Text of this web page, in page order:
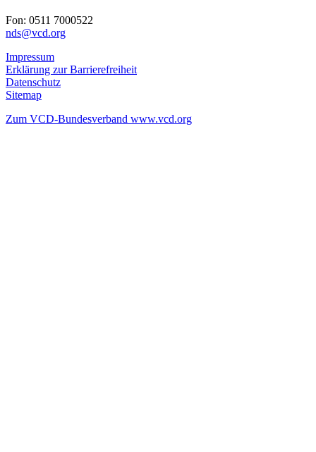
Fon: 0511 7000522
nds@vcd.org
Impressum
Erklärung zur Barrierefreiheit
Datenschutz
Sitemap
Zum VCD-Bundesverband www.vcd.org